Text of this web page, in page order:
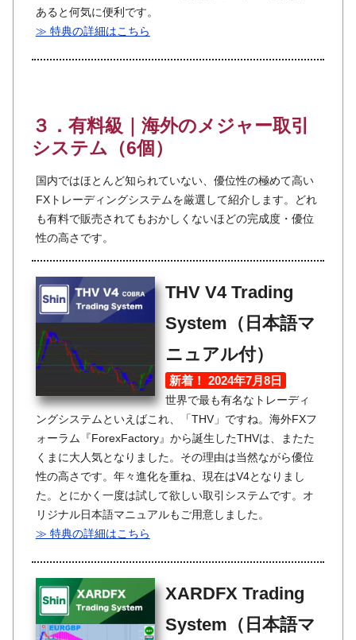
あると何気に便利です。
≫ 特典の詳細はこちら
３．有料級｜海外のメジャー取引
システム（6個）
国内ではほとんど知られていない、優位性の極めて高い
FXトレーディングシステムを厳選して紹介します。どれ
も有料で販売されてもおかしくないほどの完成度・優位
性の高さです。
THV V4 Trading
System（日本語マ
ニュアル付）
新着！ 2024年7月8日
世界で最も有名なトレーディ
ングシステムといえばこれ、「THV」ですね。海外FXフ
ォーラム『ForexFactory』から誕生したTHVは、またた
くまに大人気となりました。その理由は当然ながら優位
性の高さです。年々進化を重ね、現在はV4となりまし
た。とにかく一度は試して欲しい取引システムです。オ
リジナル日本語マニュアルもご用意しました。
≫ 特典の詳細はこちら
XARDFX Trading
System（日本語マ